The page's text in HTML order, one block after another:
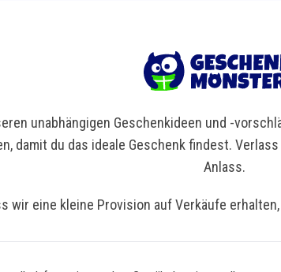
unabhängigen Geschenkideen und -
damit du das ideale Geschenk findest.
Anlass.
wir eine kleine Provision auf Verkäufe